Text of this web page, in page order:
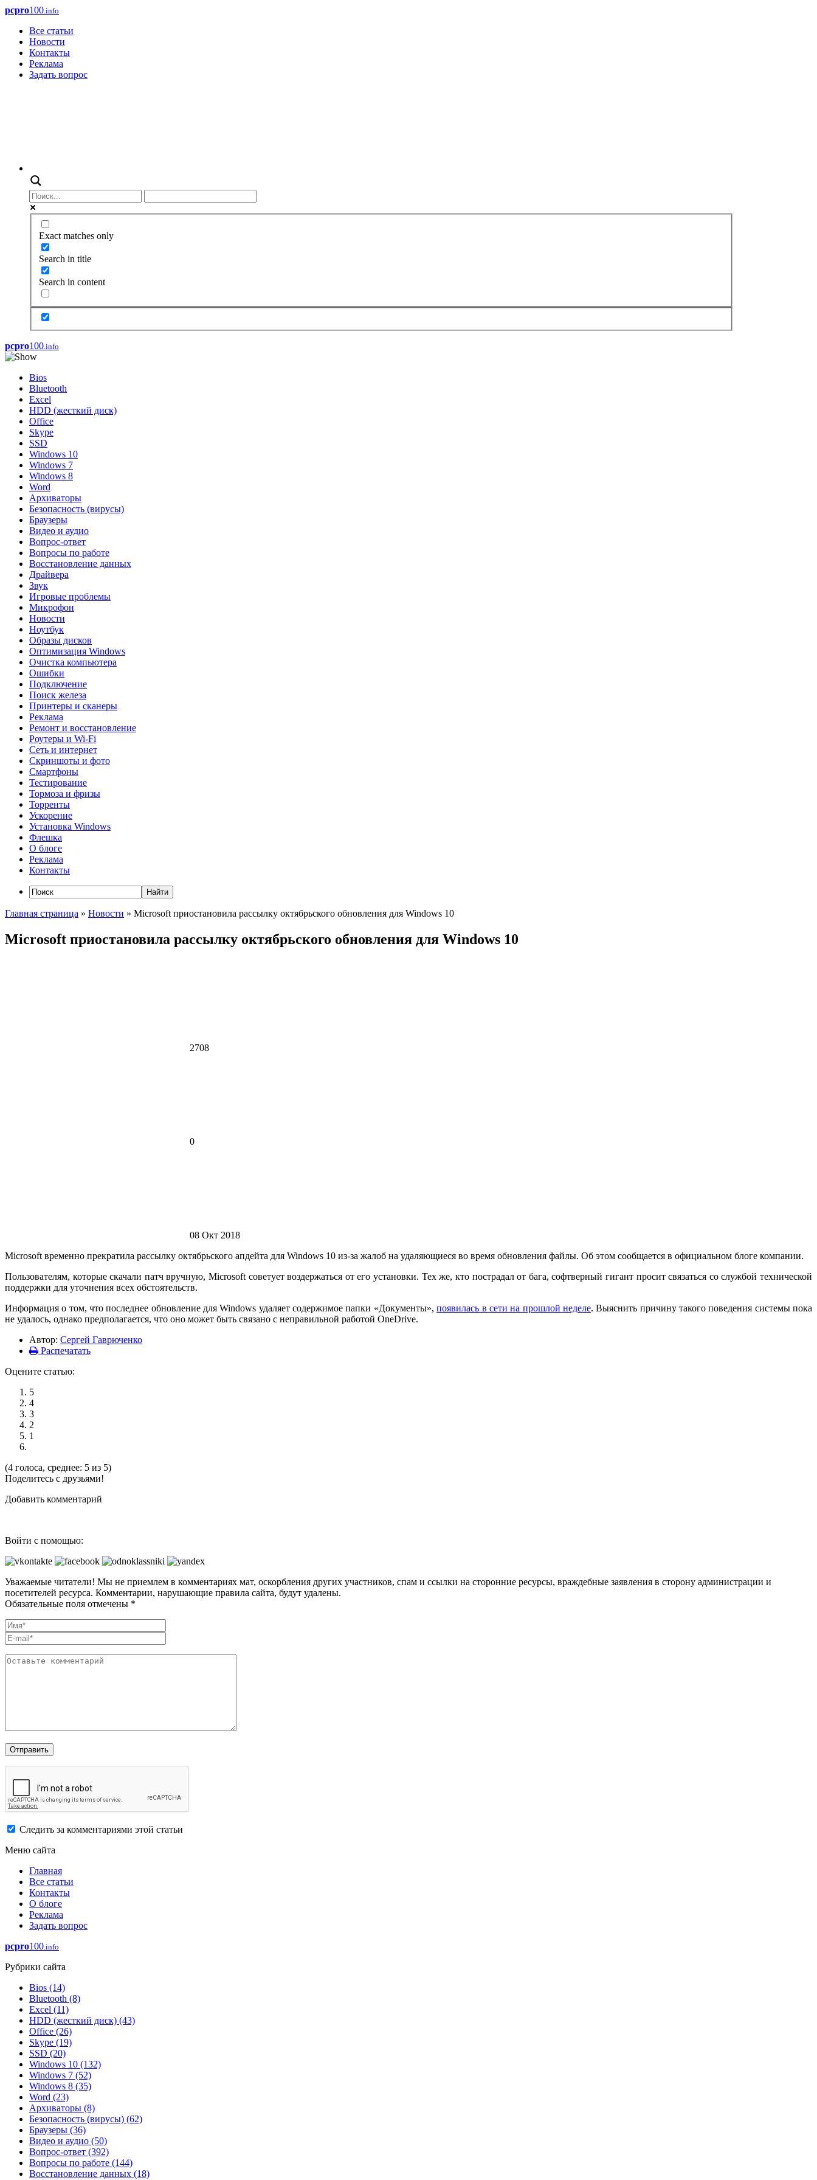
pcpro100.info
Все статьи
Новости
Контакты
Реклама
Задать вопрос
Exact matches only
Search in title
Search in content
pcpro100.info
Bios
Bluetooth
Excel
HDD (жесткий диск)
Office
Skype
SSD
Windows 10
Windows 7
Windows 8
Word
Архиваторы
Безопасность (вирусы)
Браузеры
Видео и аудио
Вопрос-ответ
Вопросы по работе
Восстановление данных
Драйвера
Звук
Игровые проблемы
Микрофон
Новости
Ноутбук
Образы дисков
Оптимизация Windows
Очистка компьютера
Ошибки
Подключение
Поиск железа
Принтеры и сканеры
Реклама
Ремонт и восстановление
Роутеры и Wi-Fi
Сеть и интернет
Скриншоты и фото
Смартфоны
Тестирование
Тормоза и фризы
Торренты
Ускорение
Установка Windows
Флешка
О блоге
Реклама
Контакты
Главная страница » Новости » Microsoft приостановила рассылку октябрьского обновления для Windows 10
Microsoft приостановила рассылку октябрьского обновления для Windows 10
2708
0
08 Окт 2018
Microsoft временно прекратила рассылку октябрьского апдейта для Windows 10 из-за жалоб на удаляющиеся во время обновления файлы. Об этом сообщается в официальном блоге компании.
Пользователям, которые скачали патч вручную, Microsoft советует воздержаться от его установки. Тех же, кто пострадал от бага, софтверный гигант просит связаться со службой технической
поддержки для уточнения всех обстоятельств.
Информация о том, что последнее обновление для Windows удаляет содержимое папки «Документы»,появилась в сети на прошлой неделе. Выяснить причину такого поведения системы пока
не удалось, однако предполагается, что оно может быть связано с неправильной работой OneDrive.
Автор: Сергей Гаврюченко
Распечатать
Оцените статью:
5
4
3
2
1
(4 голоса, среднее: 5 из 5)
Поделитесь с друзьями!
Добавить комментарий
Войти с помощью:
Уважаемые читатели! Мы не приемлем в комментариях мат, оскорбления других участников, спам и ссылки на сторонние ресурсы, враждебные заявления в сторону администрации и
посетителей ресурса. Комментарии, нарушающие правила сайта, будут удалены.
Обязательные поля отмечены *
Следить за комментариями этой статьи
Меню сайта
Главная
Все статьи
Контакты
О блоге
Реклама
Задать вопрос
pcpro100.info
Рубрики сайта
Bios (14)
Bluetooth (8)
Excel (11)
HDD (жесткий диск) (43)
Office (26)
Skype (19)
SSD (20)
Windows 10 (132)
Windows 7 (52)
Windows 8 (35)
Word (23)
Архиваторы (8)
Безопасность (вирусы) (62)
Браузеры (36)
Видео и аудио (50)
Вопрос-ответ (392)
Вопросы по работе (144)
Восстановление данных (18)